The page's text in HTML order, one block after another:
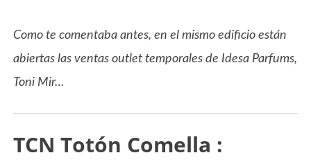
Como te comentaba antes, en el mismo edificio están
abiertas las ventas outlet temporales de Idesa Parfums,
Toni Mir…
TCN Totón Comella :